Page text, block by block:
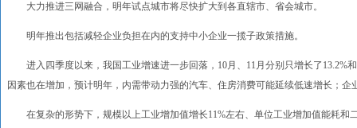
大力推进三网融合，明年试点城市将尽快扩大到各直辖市、省会城市。
明年推出包括减轻企业负担在内的支持中小企业一揽子政策措施。
进入四季度以来，我国工业增速进一步回落，10月、11月分别只增长了13.2%
因素也在增加，预计明年，内需带动力强的汽车、住房消费可能延续低速增长；
在复杂的形势下，规模以上工业增加值增长11%左右、单位工业增加值能耗和